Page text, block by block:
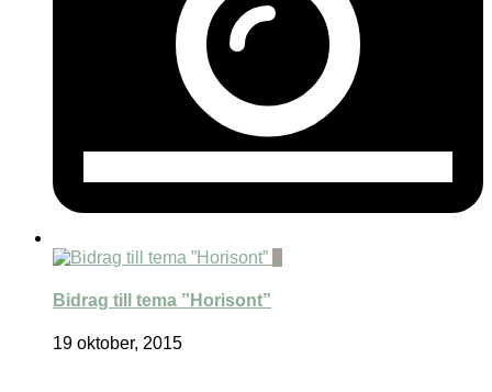
0
Bidrag till tema ”Horisont”
19 oktober, 2015